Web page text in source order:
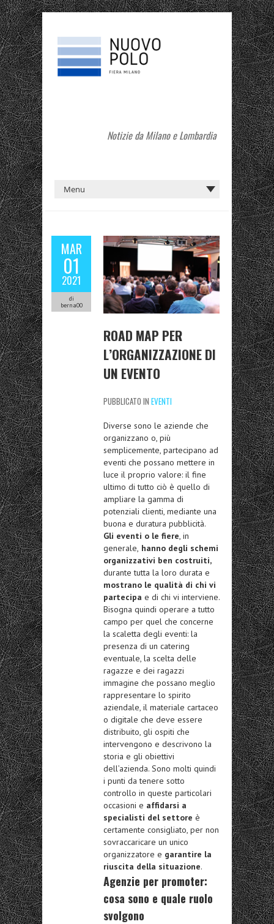
Notizie da Milano e Lombardia
MAR
01
2021
di
berna00
ROAD MAP PER
L’ORGANIZZAZIONE DI
UN EVENTO
PUBBLICATO IN EVENTI
Diverse sono le aziende che
organizzano o, più
semplicemente, partecipano ad
eventi che possano mettere in
luce il proprio valore: il fine
ultimo di tutto ciò è quello di
ampliare la gamma di
potenziali clienti, mediante una
buona e duratura pubblicità.
Gli eventi o le fiere, in
generale, hanno degli schemi
organizzativi ben costruiti,
durante tutta la loro durata e
mostrano le qualità di chi vi
partecipa e di chi vi interviene.
Bisogna quindi operare a tutto
campo per quel che concerne
la scaletta degli eventi: la
presenza di un catering
eventuale, la scelta delle
ragazze e dei ragazzi
immagine che possano meglio
rappresentare lo spirito
aziendale, il materiale cartaceo
o digitale che deve essere
distribuito, gli ospiti che
intervengono e descrivono la
storia e gli obiettivi
dell’azienda. Sono molti quindi
i punti da tenere sotto
controllo in queste particolari
occasioni e affidarsi a
specialisti del settore è
certamente consigliato, per non
sovraccaricare un unico
organizzatore e garantire la
riuscita della situazione.
Agenzie per promoter:
cosa sono e quale ruolo
svolgono